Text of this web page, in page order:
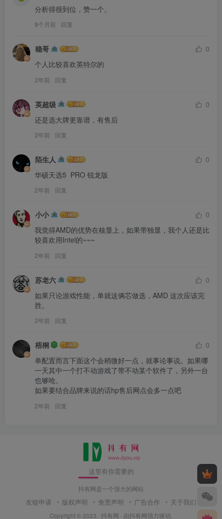
分析得很到位，赞一个。
8个月前 回复
稳哥
0
个人比较喜欢英特尔的
2年前 回复
英超级
0
还是选大牌更靠谱，有售后
2年前 回复
陌生人
0
华硕天选5  PRO 锐龙版
2年前 回复
小小
0
我觉得AMD的优势在核显上，如果带独显，我个人还是比
较喜欢用Intel的~~~
2年前 回复
苏老六
0
如果只论游戏性能，单就这俩芯做选，AMD 这次应该完
胜。
2年前 回复
梧桐
0
单配置而言下面这个会稍微好一点，就事论事说。如果哪
一天其中一个打不动游戏了带不动某个软件了，另外一台
也够呛。
如果要结合品牌来说的话hp售后网点会多一点吧
2年前 回复
这里有你需要的
抖有网是一个强大的网站
友链申请 版权声明 免责声明 广告合作 关于我们
Copyright © 2023 · 抖有网 · 由抖有网强力驱动.